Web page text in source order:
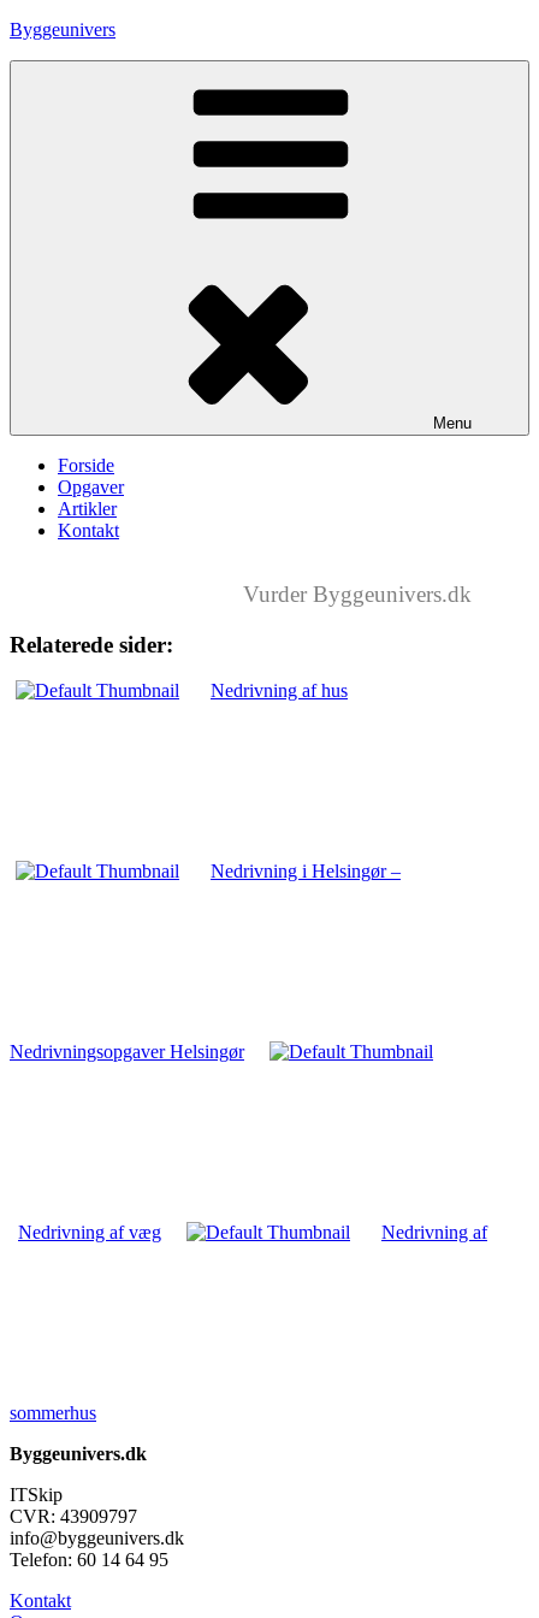
Skip
Byggeunivers
Menu
Forside
Opgaver
Artikler
Kontakt
Vurder Byggeunivers.dk
Relaterede sider:
Nedrivning af hus
Nedrivning i Helsingør –
Nedrivningsopgaver Helsingør
Nedrivning af væg Nedrivning af
sommerhus
Byggeunivers.dk
ITSkip
CVR: 43909797
info@byggeunivers.dk
Telefon: 60 14 64 95
Kontakt